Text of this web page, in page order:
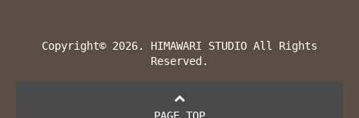
Copyright© 2026. HIMAWARI STUDIO All Rights
Reserved.